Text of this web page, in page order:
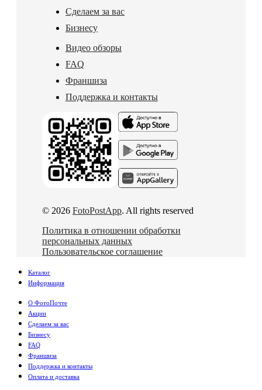
Сделаем за вас
Бизнесу
Видео обзоры
FAQ
Франшиза
Поддержка и контакты
© 2026 FotoPostApp. All rights reserved
Политика в отношении обработки
персональных данных
Пользовательское соглашение
Каталог
Информация
О ФотоПочте
Акции
Сделаем за вас
Бизнесу
FAQ
Франшиза
Поддержка и контакты
Оплата и доставка